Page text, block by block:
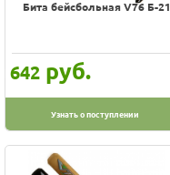
Бита бейсбольная V76 Б-21
642 руб.
Узнать о поступлении